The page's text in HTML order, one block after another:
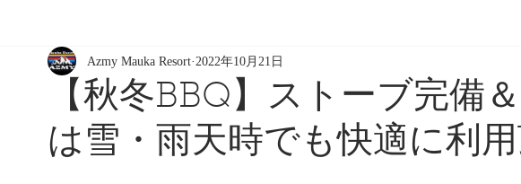
【秋冬BBQ】ストーブ完備
は雪・雨天時でも快適に利
Azmy Mauka Resort 2022年10月21日